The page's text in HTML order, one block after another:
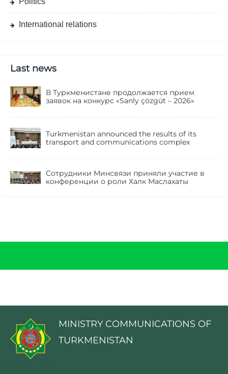
International relations
Last news
В Туркменистане продолжается прием
заявок на конкурс «Sanly çözgüt – 2026»
Turkmenistan announced the results of its
transport and communications complex
Сотрудники Минсвязи приняли участие в
конференции о роли Халк Маслахаты
MINISTRY COMMUNICATIONS OF
TURKMENISTAN